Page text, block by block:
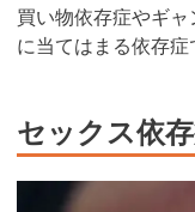
買い物依存症やギ
に当てはまる依存症
セックス依